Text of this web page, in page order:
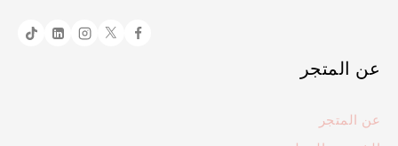
عن المتجر
عن المتجر